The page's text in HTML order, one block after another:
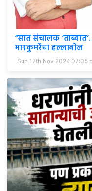
“सात संचालक
मानकुमरेंचा हल्लाबोल
Sun 17th Nov 2024 07:05